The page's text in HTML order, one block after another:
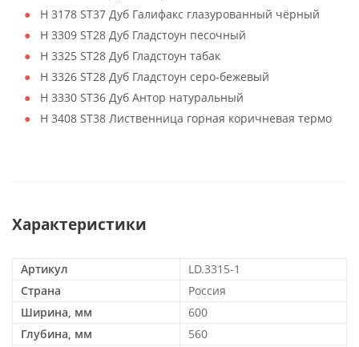
H 3178 ST37 Дуб Галифакс глазурованный чёрный
H 3309 ST28 Дуб Гладстоун песочный
H 3325 ST28 Дуб Гладстоун табак
H 3326 ST28 Дуб Гладстоун серо-бежевый
H 3330 ST36 Дуб Антор натуральный
H 3408 ST38 Лиственница горная коричневая термо
Характеристики
Артикул
LD.3315-1
Страна
Россия
Ширина, мм
600
Глубина, мм
560